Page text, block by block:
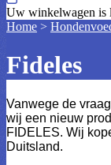
Uw winkelwagen is
Home >
Fideles
Vanwege de
wij een nieuw
FIDELES. Wij
Duitsland.